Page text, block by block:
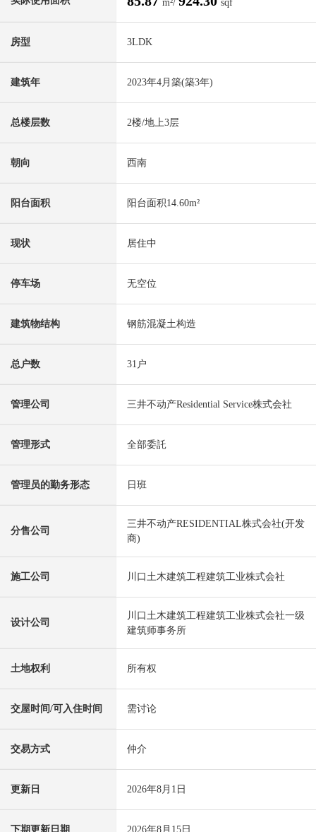
m²/ sqf
房型 3LDK
建筑年 2023年4月築(築3年)
总楼层数 2楼/地上3层
朝向 西南
阳台面积 阳台面积14.60m²
现状 居住中
停车场 无空位
建筑物结构 钢筋混凝土构造
总户数 31户
管理公司 三井不动产Residential Service株式会社
管理形式 全部委託
管理员的勤务形态 日班
分售公司
三井不动产RESIDENTIAL株式会社(开发
商)
施工公司 川口土木建筑工程建筑工业株式会社
设计公司
川口土木建筑工程建筑工业株式会社一级
建筑师事务所
土地权利 所有权
交屋时间/可入住时间 需讨论
交易方式 仲介
更新日 2026年8月1日
下期更新日期 2026年8月15日